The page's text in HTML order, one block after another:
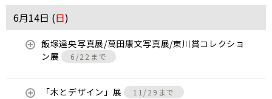
6月14日 (日)
飯塚達央写真展/萬田康文写真展/東川賞コレクショ
ン展
6/22まで
「木とデザイン」展 11/29まで